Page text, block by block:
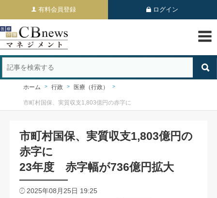
有料会員登録 ログイン
ホーム 行政 医療（行政）
市町村国保、実質収支1,803億円の赤字に
市町村国保、実質収支1,803億円の
赤字に
23年度 赤字幅が736億円拡大
2025年08月25日 19:25